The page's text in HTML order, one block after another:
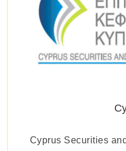
Cyprus Securities